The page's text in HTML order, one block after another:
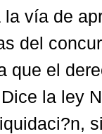
vía de
del
que el
la ley